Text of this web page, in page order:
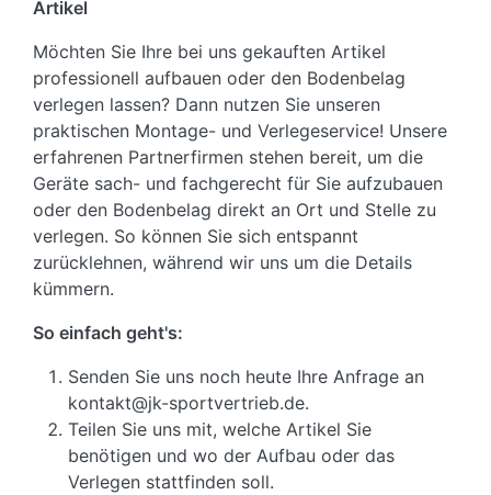
Artikel
Möchten Sie Ihre bei uns gekauften Artikel
professionell aufbauen oder den Bodenbelag
verlegen lassen? Dann nutzen Sie unseren
praktischen Montage- und Verlegeservice! Unsere
erfahrenen Partnerfirmen stehen bereit, um die
Geräte sach- und fachgerecht für Sie aufzubauen
oder den Bodenbelag direkt an Ort und Stelle zu
verlegen. So können Sie sich entspannt
zurücklehnen, während wir uns um die Details
kümmern.
So einfach geht's:
Senden Sie uns noch heute Ihre Anfrage an
kontakt@jk-sportvertrieb.de.
Teilen Sie uns mit, welche Artikel Sie
benötigen und wo der Aufbau oder das
Verlegen stattfinden soll.